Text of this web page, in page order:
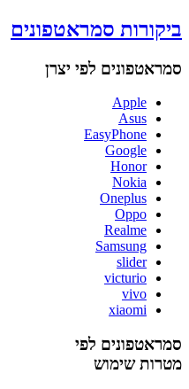
ביקורות סמראטפונים
סמראטפונים לפי יצרן
Apple
Asus
EasyPhone
Google
Honor
Nokia
Oneplus
Oppo
Realme
Samsung
slider
victurio
vivo
xiaomi
סמראטפונים לפי
מטרות שימוש